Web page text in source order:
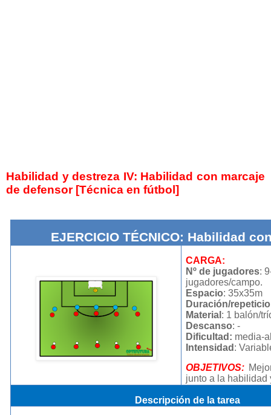
Habilidad y destreza IV: Habilidad con marcaje
de defensor [Técnica en fútbol]
EJERCICIO TÉCNICO: Habilidad
CARGA:
Nº de jugadores:
jugadores/campo.
Espacio: 35x35m
Duración/
Material : 1 balón/
Descanso: -
Dificultad: media-
Intensidad :
OBJETIVOS:
junto a la habilidad
Descripción de la tarea